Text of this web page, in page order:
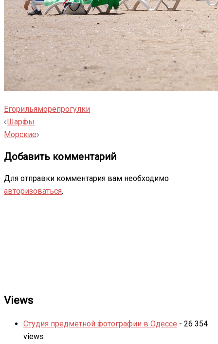
Егорильяморепрогулки
Навигация
записи
Шарфы
Морские
Добавить комментарий
Для отправки комментария вам необходимо
авторизоваться.
Views
Студия предметной фотографии в Одессе - 26 354
views